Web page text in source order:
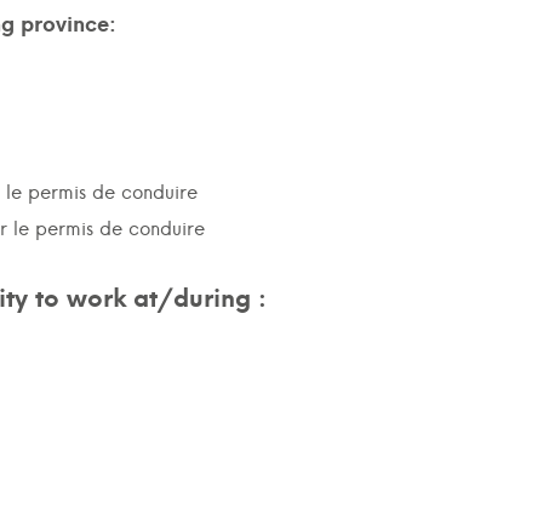
province:
permis de conduire
le permis de conduire
to work at/during :